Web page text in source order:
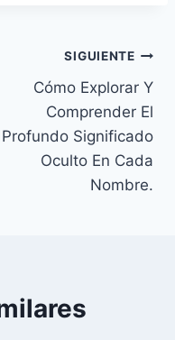
SIGUIENTE
Cómo Explorar Y
Comprender El
Profundo Significado
Oculto En Cada
Nombre.